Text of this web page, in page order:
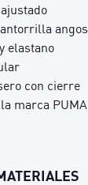
elastano
con cierre
marca PUMA